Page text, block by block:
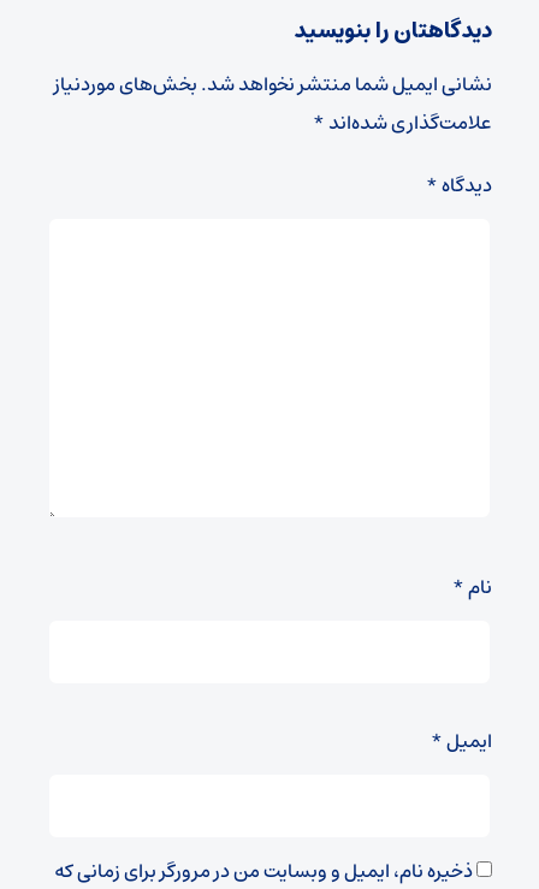
دیدگاهتان را بنویسید
نشانی ایمیل شما منتشر نخواهد شد.بخش‌های موردنیاز
علامت‌گذاری شده‌اند*
دیدگاه*
نام*
ایمیل*
ذخیره نام، ایمیل و وبسایت من در مرورگر برای زمانی که